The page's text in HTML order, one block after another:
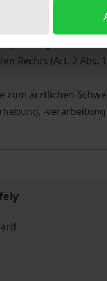
System der
Patientendaten
Rechts (Art. 2 Abs.
ärztlichen
-